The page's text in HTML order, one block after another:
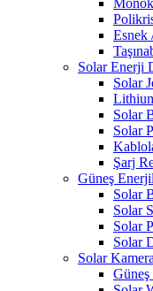
Esnek
Solar Enerji
Solar
Solar
Solar
Şarj
Güneş
Solar
Solar
Solar
Solar
Solar